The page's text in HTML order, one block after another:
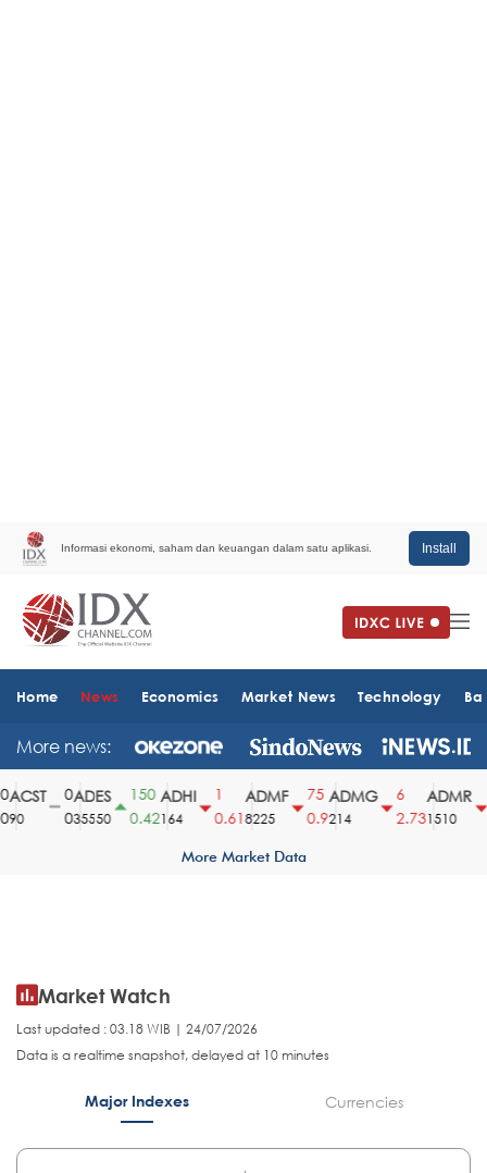
Informasi ekonomi, saham dan keuangan dalam satu aplikasi. Install
Home News Economics Market News Technology
More news:
ADES
35550
150
0.42
ADHI
164
0.61
ADMF
8225
75
0.9
ADMG
214
2.73
ADMR
1510
More Market Data
Market Watch
Last updated : 03.18 WIB | 24/07/2026
Data is a realtime snapshot, delayed at 10 minutes
Major Indexes Currencies